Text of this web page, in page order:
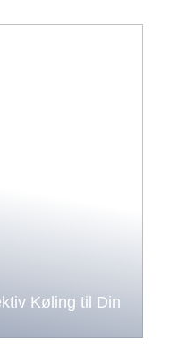
Køling til Din